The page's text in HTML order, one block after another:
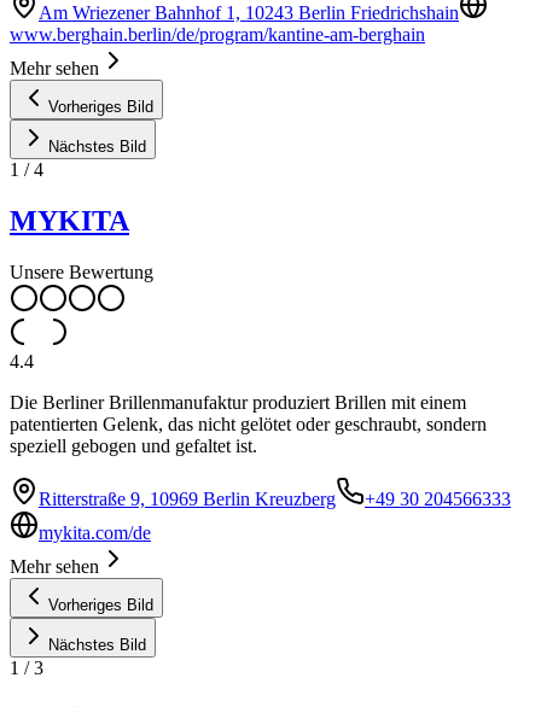
Am Wriezener Bahnhof 1, 10243 Berlin Friedrichshain
www.berghain.berlin/de/program/kantine-am-berghain
Mehr sehen
Vorheriges Bild
Nächstes Bild
1 /4
MYKITA
Unsere Bewertung
4.4
Die Berliner Brillenmanufaktur produziert Brillen mit einem
patentierten Gelenk, das nicht gelötet oder geschraubt, sondern
speziell gebogen und gefaltet ist.
Ritterstraße 9, 10969 Berlin Kreuzberg
+49 30 204566333
mykita.com/de
Mehr sehen
Vorheriges Bild
Nächstes Bild
1 /3